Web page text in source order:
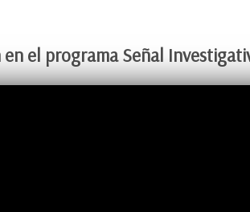
el programa Señal